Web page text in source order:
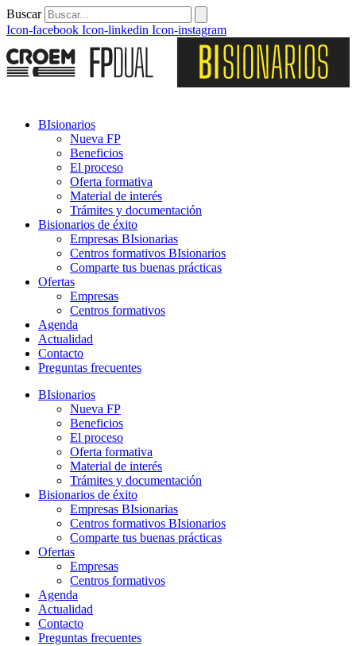
Buscar
Icon-facebook Icon-linkedin Icon-instagram
BIsionarios
Nueva FP
Beneficios
El proceso
Oferta formativa
Material de interés
Trámites y documentación
Bisionarios de éxito
Empresas BIsionarias
Centros formativos BIsionarios
Comparte tus buenas prácticas
Ofertas
Empresas
Centros formativos
Agenda
Actualidad
Contacto
Preguntas frecuentes
BIsionarios
Nueva FP
Beneficios
El proceso
Oferta formativa
Material de interés
Trámites y documentación
Bisionarios de éxito
Empresas BIsionarias
Centros formativos BIsionarios
Comparte tus buenas prácticas
Ofertas
Empresas
Centros formativos
Agenda
Actualidad
Contacto
Preguntas frecuentes